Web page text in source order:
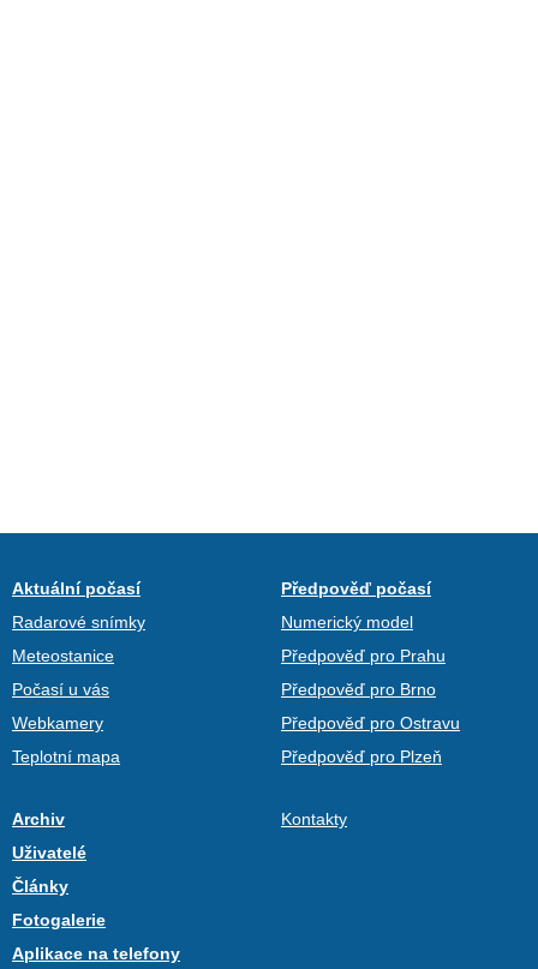
Aktuální počasí
Radarové snímky
Meteostanice
Počasí u vás
Webkamery
Teplotní mapa
Předpověď počasí
Numerický model
Předpověď pro Prahu
Předpověď pro Brno
Předpověď pro Ostravu
Předpověď pro Plzeň
Archiv
Uživatelé
Články
Fotogalerie
Aplikace na telefony
Kontakty